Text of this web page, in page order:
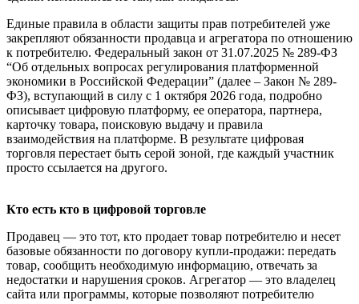
Единые правила в области защиты прав потребителей уже
закрепляют обязанности продавца и агрегатора по отношению
к потребителю. Федеральный закон от 31.07.2025 № 289-ФЗ
“Об отдельных вопросах регулирования платформенной
экономики в Российской Федерации” (далее – Закон № 289-
ФЗ), вступающий в силу с 1 октября 2026 года, подробно
описывает цифровую платформу, ее оператора, партнера,
карточку товара, поисковую выдачу и правила
взаимодействия на платформе. В результате цифровая
торговля перестает быть серой зоной, где каждый участник
просто ссылается на другого.
Кто есть кто в цифровой торговле
Продавец — это тот, кто продает товар потребителю и несет
базовые обязанности по договору купли-продажи: передать
товар, сообщить необходимую информацию, отвечать за
недостатки и нарушения сроков. Агрегатор — это владелец
сайта или программы, которые позволяют потребителю